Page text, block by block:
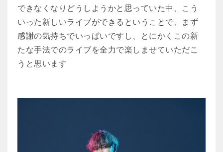
できなくなりどうしようかと思っていた中、こう
いった新しいライブができるということで、まず
感謝の気持ちでいっぱいですし、とにかくこの新
たな手法でのライブを全力で楽しませていただこ
うと思います